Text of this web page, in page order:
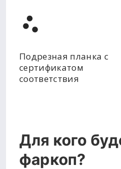
Подрезная планка с
сертификатом
соответствия
Для кого
фаркоп?